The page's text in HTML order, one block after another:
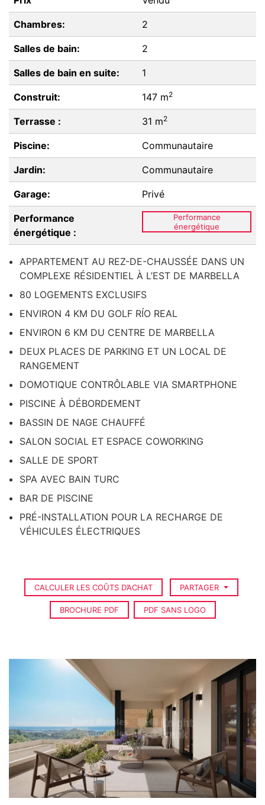
Chambres: 2
Salles de bain: 2
Salles de bain en suite: 1
Construit: 147 m2
Terrasse : 31 m2
Piscine: Communautaire
Jardin: Communautaire
Garage: Privé
Performance
énergétique :
Performance
énergétique
APPARTEMENT AU REZ-DE-CHAUSSÉE DANS UN
COMPLEXE RÉSIDENTIEL À L’EST DE MARBELLA
80 LOGEMENTS EXCLUSIFS
ENVIRON 4 KM DU GOLF RÍO REAL
ENVIRON 6 KM DU CENTRE DE MARBELLA
DEUX PLACES DE PARKING ET UN LOCAL DE
RANGEMENT
DOMOTIQUE CONTRÔLABLE VIA SMARTPHONE
PISCINE À DÉBORDEMENT
BASSIN DE NAGE CHAUFFÉ
SALON SOCIAL ET ESPACE COWORKING
SALLE DE SPORT
SPA AVEC BAIN TURC
BAR DE PISCINE
PRÉ-INSTALLATION POUR LA RECHARGE DE
VÉHICULES ÉLECTRIQUES
CALCULER LES COÛTS D’ACHAT PARTAGER
BROCHURE PDF PDF SANS LOGO